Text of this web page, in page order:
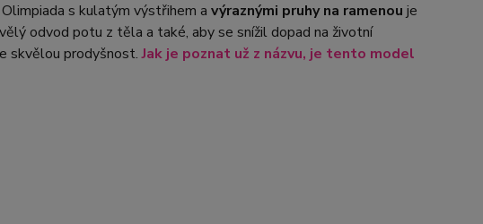
s kulatým výstřihem a výraznými pruhy na ramenou je
odvod potu z těla a také, aby se snížil dopad na životní
skvělou prodyšnost.Jak je poznat už z názvu, je tento model